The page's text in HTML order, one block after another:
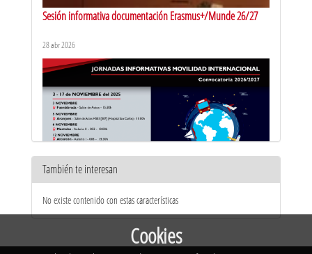
Sesión informativa documentación Erasmus+/Munde 26/27
28 abr 2026
Jornadas de movilidad Internacional - Vicálvaro - 2026/2027
También te interesan
No existe contenido con estas características
Cookies